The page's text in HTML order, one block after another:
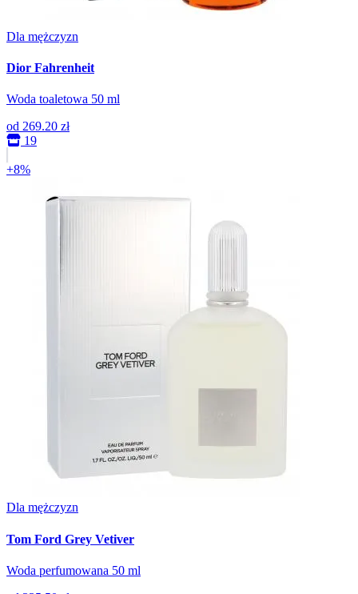
Dla mężczyzn
Dior Fahrenheit
Woda toaletowa 50 ml
od 269.20 zł
19
+8%
Dla mężczyzn
Tom Ford Grey Vetiver
Woda perfumowana 50 ml